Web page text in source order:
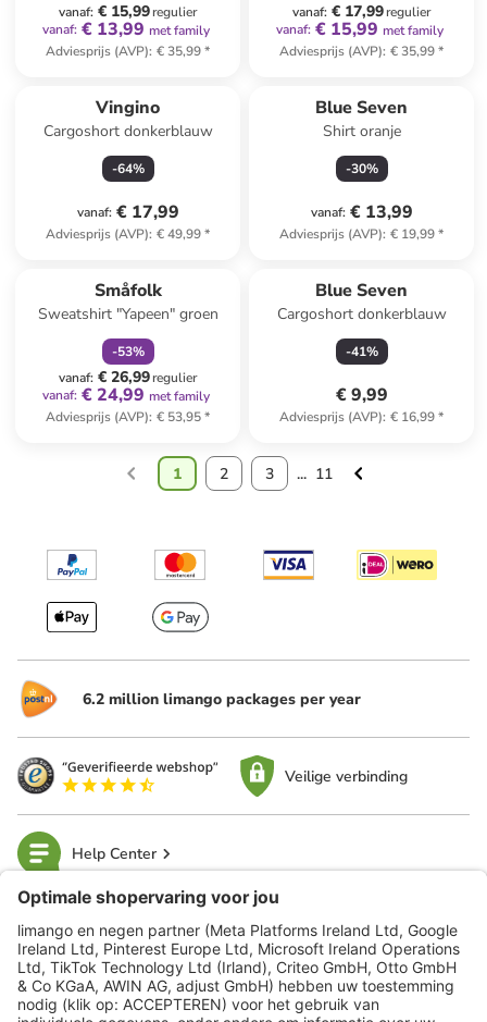
vanaf: € 15,99regulier
vanaf: € 13,99 met family
Adviesprijs (AVP): € 35,99*
vanaf: € 17,99regulier
vanaf: € 15,99 met family
Adviesprijs (AVP): € 35,99*
Vingino
Cargoshort donkerblauw
-64%
vanaf: € 17,99
Adviesprijs (AVP): € 49,99*
Blue Seven
Shirt oranje
-30%
vanaf: € 13,99
Adviesprijs (AVP): € 19,99*
Småfolk
Sweatshirt "Yapeen" groen
-53%
vanaf: € 26,99regulier
vanaf: € 24,99 met family
Adviesprijs (AVP): € 53,95*
Blue Seven
Cargoshort donkerblauw
-41%
€ 9,99
Adviesprijs (AVP): € 16,99*
1 2 3 ... 11
6.2 million limango packages per year
Veilige verbinding
Help Center
limango
Veilig winkelen